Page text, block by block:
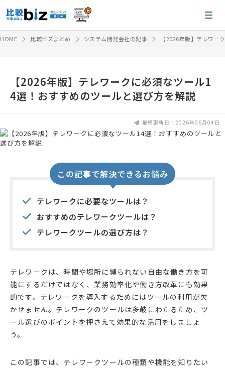
HOME 比較ビズまとめ システム開発会社の記事 【2026年版】テレワー
【2026年版】テレワークに必須なツール1
4選！おすすめのツールと選び方を解説
最終更新日：2026年06月04日
この記事で解決できるお悩み
テレワークに必要なツールは？
おすすめのテレワークツールは？
テレワークツールの選び方は？
テレワークは、時間や場所に縛られない自由な働き方を可
能にするだけではなく、業務効率化や働き方改革にも効果
的です。テレワークを導入するためにはツールの利用が欠
かせません。テレワークのツールは多岐にわたるため、ツ
ール選びのポイントを押さえて効果的な活用をしましょ
う。
この記事では、テレワークツールの種類や機能を知りたい